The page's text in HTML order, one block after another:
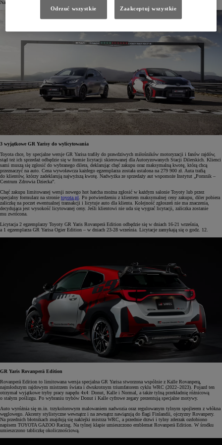
Na rynek europejski przeznaczono 200 aut.
3 wyjątkowe GR Yarisy do wylicytowania
Toyota chce, by specjalne wersje GR Yarisa trafiły do prawdziwych miłośników motoryzacji i fanów rajdów,
stąd też ich sprzedaż odbędzie się w formie licytacji skierowanej dla Autoryzowanych Stacji Dilerskich. Klienci
sami muszą się zgłosić do wybranego dilera, deklarując chęć zakupu oraz maksymalną kwotę, którą chcą
przeznaczyć na auto. Cena wywoławcza każdego egzemplarza została ustalona na 279 900 zł. Auta trafią
do klientów, którzy zadeklarują najwyższą kwotę. Nadwyżka ze sprzedaży aut wspomoże Instytut „Pomnik –
Centrum Zdrowia Dziecka”.
Chęć zakupu limitowanej wersji nowego hot hatcha można zgłosić w każdym salonie Toyoty lub przez
specjalny formularz na stronie toyota.pl . Po potwierdzeniu z klientem maksymalnej ceny zakupu, diler pobiera
zaliczkę na poczet ewentualnej transakcji i licytuje auto dla klienta. Kolejność zgłoszeń nie ma znaczenia,
decydująca jest wysokość licytowanej ceny. Jeśli klientowi nie uda się wygrać licytacji, zaliczka zostanie
mu zwrócona.
Licytacja 2 egzemplarzy Toyoty GR Yaris Rovanperä Edition odbędzie się w dniach 16-21 września,
a 1 egzemplarza GR Yarisa Ogier Edition – w dniach 23-28 września. Licytacje zamykają się o godz. 12.
GR Yaris Rovanperä Edition
Rovanperä Edition to limitowana wersja specjalna GR Yarisa stworzona wspólnie z Kalle Rovanperą,
najmłodszym rajdowym mistrzem świata i dwukrotnym triumfatorem cyklu WRC (2022–2023). Pojazd ten
otrzymał wyjątkowe tryby pracy napędu 4x4: Donut, Kalle i Normal, a także tylną przekładnię różnicową
o stałym poślizgu. Po wybraniu trybów Donut i Kalle cyfrowe zegary prezentują specjalne motywy.
Auto wyróżnia się m.in. trzykolorowym malowaniem nadwozia oraz regulowanym tylnym spojlerem z włókna
węglowego. Akcenty stylistyczne wewnątrz i na zewnątrz nawiązują do flagi Finlandii, ojczyzny Rovanpery.
Na przednich błotnikach znajdują się naklejki mistrza WRC, a przednie drzwi i tylny zderzak ozdobiono
napisem TOYOTA GAZOO Racing. Na tylnej klapie umieszczono emblemat Rovanperä Edition. W środku
umieszczono tabliczkę okolicznościową.
Odrzuć wszystkie Zaakceptuj wszystkie